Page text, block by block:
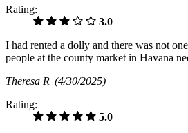
Rating:
3.0
I had rented a dolly and there was not
people at the county market in Havana
Theresa R (4/30/2025)
Rating:
5.0